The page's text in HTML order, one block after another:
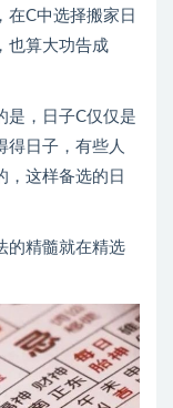
在C中选择搬家日
也算大功告成
是，日子C仅仅是
得日子，有些人
，这样备选的日
的精髓就在精选